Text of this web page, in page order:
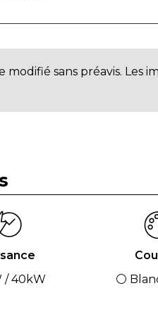
modifié sans préavis. Les
/ 40kW
⚪